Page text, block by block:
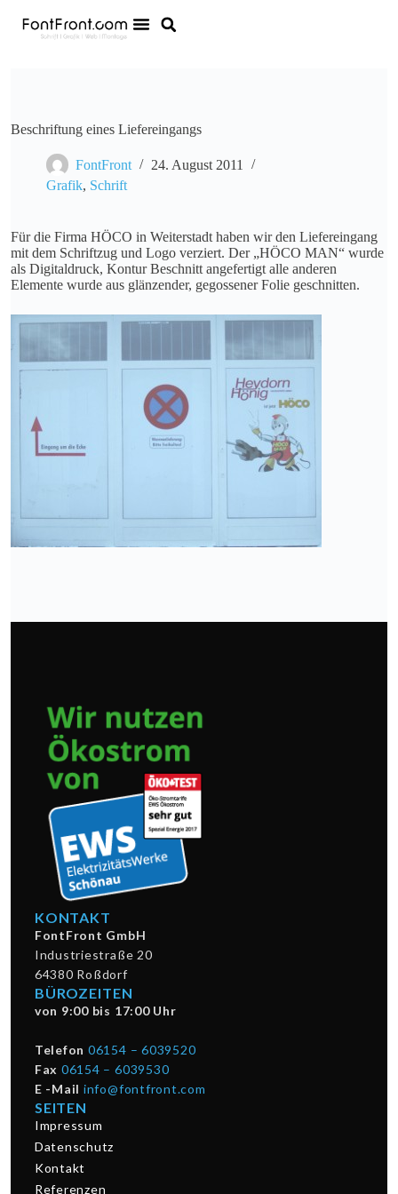
Beschriftung eines Liefereingangs
FontFront
24. August 2011
Grafik, Schrift
Für die Firma HÖCO in Weiterstadt haben wir den Liefereingang
mit dem Schriftzug und Logo verziert. Der „HÖCO MAN“ wurde
als Digitaldruck, Kontur Beschnitt angefertigt alle anderen
Elemente wurde aus glänzender, gegossener Folie geschnitten.
KONTAKT
FontFront GmbH
Industriestraße 20
64380 Roßdorf
BÜROZEITEN
von 9:00 bis 17:00 Uhr
Telefon 06154 – 6039520
Fax 06154 – 6039530
E -Mail info@fontfront.com
SEITEN
Impressum
Datenschutz
Kontakt
Referenzen